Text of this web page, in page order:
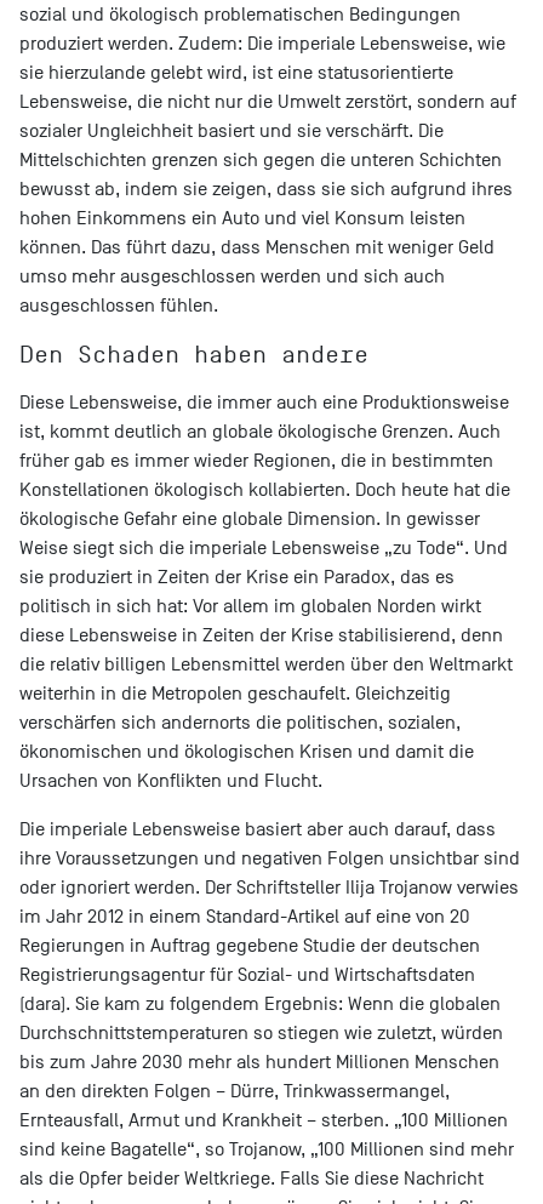
sozial und ökologisch problematischen Bedingungen
produziert werden. Zudem: Die imperiale Lebensweise, wie
sie hierzulande gelebt wird, ist eine statusorientierte
Lebensweise, die nicht nur die Umwelt zerstört, sondern auf
sozialer Ungleichheit basiert und sie verschärft. Die
Mittelschichten grenzen sich gegen die unteren Schichten
bewusst ab, indem sie zeigen, dass sie sich aufgrund ihres
hohen Einkommens ein Auto und viel Konsum leisten
können. Das führt dazu, dass Menschen mit weniger Geld
umso mehr ausgeschlossen werden und sich auch
ausgeschlossen fühlen.
Den Schaden haben andere
Diese Lebensweise, die immer auch eine Produktionsweise
ist, kommt deutlich an globale ökologische Grenzen. Auch
früher gab es immer wieder Regionen, die in bestimmten
Konstellationen ökologisch kollabierten. Doch heute hat die
ökologische Gefahr eine globale Dimension. In gewisser
Weise siegt sich die imperiale Lebensweise „zu Tode“. Und
sie produziert in Zeiten der Krise ein Paradox, das es
politisch in sich hat: Vor allem im globalen Norden wirkt
diese Lebensweise in Zeiten der Krise stabilisierend, denn
die relativ billigen Lebensmittel werden über den Weltmarkt
weiterhin in die Metropolen geschaufelt. Gleichzeitig
verschärfen sich andernorts die politischen, sozialen,
ökonomischen und ökologischen Krisen und damit die
Ursachen von Konflikten und Flucht.
Die imperiale Lebensweise basiert aber auch darauf, dass
ihre Voraussetzungen und negativen Folgen unsichtbar sind
oder ignoriert werden. Der Schriftsteller Ilija Trojanow verwies
im Jahr 2012 in einem Standard-Artikel auf eine von 20
Regierungen in Auftrag gegebene Studie der deutschen
Registrierungsagentur für Sozial- und Wirtschaftsdaten
(dara). Sie kam zu folgendem Ergebnis: Wenn die globalen
Durchschnittstemperaturen so stiegen wie zuletzt, würden
bis zum Jahre 2030 mehr als hundert Millionen Menschen
an den direkten Folgen – Dürre, Trinkwassermangel,
Ernteausfall, Armut und Krankheit – sterben. „100 Millionen
sind keine Bagatelle“, so Trojanow, „100 Millionen sind mehr
als die Opfer beider Weltkriege. Falls Sie diese Nachricht